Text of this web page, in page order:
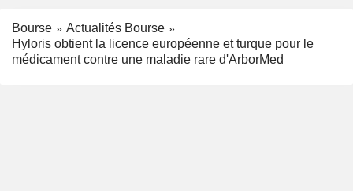
Bourse
Actualités Bourse
Hyloris obtient la licence européenne et turque pour le
médicament contre une maladie rare d'ArborMed